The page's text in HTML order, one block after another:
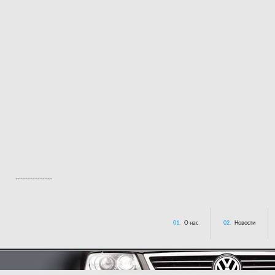
---------------
01. О нас 02. Новости